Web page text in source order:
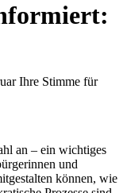
Ihre Stimme für
an – ein wichtiges
und
können, wie